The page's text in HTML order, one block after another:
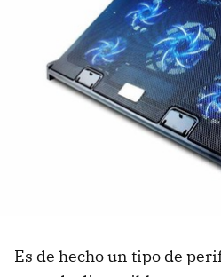
Es de hecho un tipo de